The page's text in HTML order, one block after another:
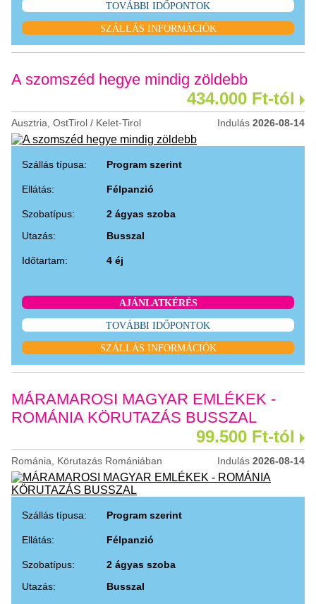
TOVÁBBI IDŐPONTOK
SZÁLLÁS INFORMÁCIÓK
A szomszéd hegye mindig zöldebb
434.000 Ft-tól
Ausztria, OstTirol / Kelet-Tirol Indulás 2026-08-14
Szállás típusa: Program szerint
Ellátás: Félpanzió
Szobatípus:
2 ágyas szoba
Utazás:
Busszal
Időtartam: 4 éj
AJÁNLATKÉRÉS
TOVÁBBI IDŐPONTOK
SZÁLLÁS INFORMÁCIÓK
MÁRAMAROSI MAGYAR EMLÉKEK -
ROMÁNIA KÖRUTAZÁS BUSSZAL
99.500 Ft-tól
Románia, Körutazás Romániában Indulás 2026-08-14
Szállás típusa: Program szerint
Ellátás: Félpanzió
Szobatípus:
2 ágyas szoba
Utazás:
Busszal